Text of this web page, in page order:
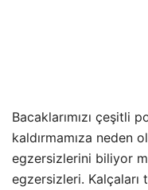
Bacaklarımızı çeşitli
kaldırmamıza neden
egzersizlerini biliyor
egzersizleri. Kalçaları